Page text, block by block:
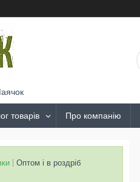
товарів Про компанію
Оптом і в роздріб